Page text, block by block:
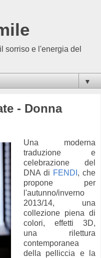
sorriso e l'energia del
▼
- Donna
Una moderna
traduzione e
celebrazione del
DNA di FENDI , che
propone per
l'autunno/inverno
2013/14, una
collezione piena di
colori, effetti 3D,
una rilettura
contemporanea
della pelliccia e la